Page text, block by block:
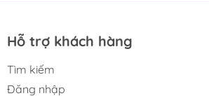
Hỗ trợ khách hàng
Tìm kiếm
Đăng nhập